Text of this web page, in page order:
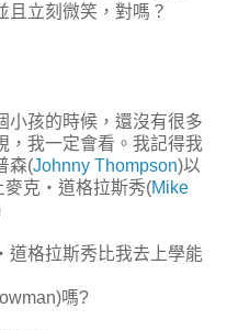
且立刻微笑，對嗎？
小孩的時候，還沒有很多
，我一定會看。我記得我
森(Johnny Thompson)以
麥克‧道格拉斯秀(Mike
道格拉斯秀比我去上學能
嗎?